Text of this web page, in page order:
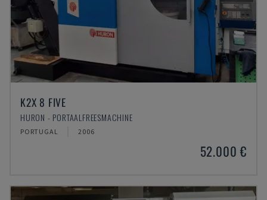
K2X 8 FIVE
HURON - PORTAALFREESMACHINE
PORTUGAL 2006
52.000 €